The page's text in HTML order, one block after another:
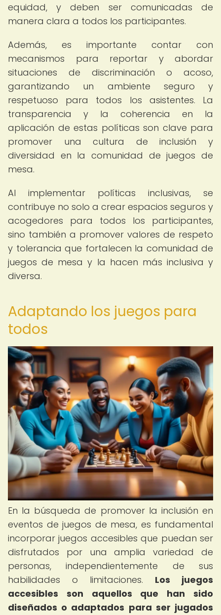
equidad, y deben ser comunicadas de
manera clara a todos los participantes.
Además, es importante contar con
mecanismos para reportar y abordar
situaciones de discriminación o acoso,
garantizando un ambiente seguro y
respetuoso para todos los asistentes. La
transparencia y la coherencia en la
aplicación de estas políticas son clave para
promover una cultura de inclusión y
diversidad en la comunidad de juegos de
mesa.
Al implementar políticas inclusivas, se
contribuye no solo a crear espacios seguros y
acogedores para todos los participantes,
sino también a promover valores de respeto
y tolerancia que fortalecen la comunidad de
juegos de mesa y la hacen más inclusiva y
diversa.
Adaptando los juegos para
todos
En la búsqueda de promover la inclusión en
eventos de juegos de mesa, es fundamental
incorporar juegos accesibles que puedan ser
disfrutados por una amplia variedad de
personas, independientemente de sus
habilidades o limitaciones. Los juegos
accesibles son aquellos que han sido
diseñados o adaptados para ser jugados